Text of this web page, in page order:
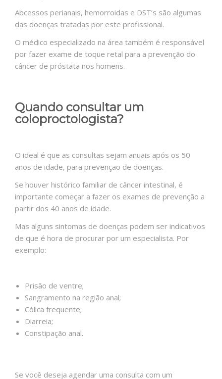
Abcessos perianais, hemorroidas e DST’s são algumas
das doenças tratadas por este profissional.
O médico especializado na área também é responsável
por fazer exame de toque retal para a prevenção do
câncer de próstata nos homens.
Quando consultar um
coloproctologista?
O ideal é que as consultas sejam anuais após os 50
anos de idade, para prevenção de doenças.
Se houver histórico familiar de câncer intestinal, é
importante começar a fazer os exames de prevenção a
partir dos 40 anos de idade.
Mas alguns sintomas de doenças podem ser indicativos
de que é hora de procurar por um especialista. Por
exemplo:
Prisão de ventre;
Sangramento na região anal;
Cólica frequente;
Diarreia;
Constipação anal.
Se você deseja agendar uma consulta com um